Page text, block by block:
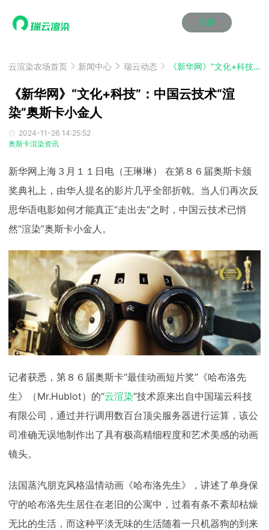
注册
效果图渲染
云制作
云渲染管理系统
瑞兔百宝箱
效果图渲染
云制作
云渲染管理系统
瑞兔百宝箱
效果图渲染
云制作
云渲染管理系统
瑞兔百宝箱
效果图渲染
云制作
云渲染管理系统
瑞兔百宝箱
效果图渲染
云制作
云渲染管理系统
瑞兔百宝箱
效果图渲染
云制作
云渲染管理系统
瑞兔百宝箱
解决方案
3ds Max云渲染方案
Blender 云渲染方案
Maya AI渲染方案
3ds Max云渲染方案
Blender 云渲染方案
Maya AI渲染方案
3ds Max云渲染方案
Blender 云渲染方案
Maya AI渲染方案
3ds Max云渲染方案
Blender 云渲染方案
Maya AI渲染方案
3ds Max云渲染方案
Blender 云渲染方案
Maya AI渲染方案
3ds Max云渲染方案
Blender 云渲染方案
Maya AI渲染方案
价格
动画价格
云制作价格
动画价格
云制作价格
动画价格
云制作价格
动画价格
云制作价格
动画价格
云制作价格
动画价格
云制作价格
案例
资讯&赛事
新闻资讯
渲染大赛
新闻资讯
渲染大赛
新闻资讯
渲染大赛
新闻资讯
渲染大赛
新闻资讯
渲染大赛
新闻资讯
渲染大赛
特惠专区
教育优惠
教育优惠
教育优惠
教育优惠
教育优惠
教育优惠
关于我们
动画客户端
效果图客户端
动画客户端
效果图客户端
动画客户端
效果图客户端
动画客户端
效果图客户端
动画客户端
效果图客户端
动画客户端
效果图客户端
帮助/教程
登录
云渲染农场首页 新闻中心 瑞云动态 《新华网》“文化+科技”：中国云技术“渲染”奥斯卡小金人
《新华网》“文化+科技”：中国云技术“渲
染”奥斯卡小金人
2024-11-26 14:25:52
奥斯卡渲染资讯
新华网上海３月１１日电（王琳琳） 在第８６届奥斯卡颁
奖典礼上，由华人提名的影片几乎全部折戟。当人们再次反
思华语电影如何才能真正“走出去”之时，中国云技术已悄
然“渲染”奥斯卡小金人。
记者获悉，第８６届奥斯卡“最佳动画短片奖”《哈布洛先
生》（Mr.Hublot）的“云渲染”技术原来出自中国瑞云科技
有限公司，通过并行调用数百台顶尖服务器进行运算，该公
司准确无误地制作出了具有极高精细程度和艺术美感的动画
镜头。
法国蒸汽朋克风格温情动画《哈布洛先生》，讲述了单身保
守的哈布洛先生居住在老旧的公寓中，过着有条不紊却枯燥
无比的生活，而这种平淡无味的生活随着一只机器狗的到来